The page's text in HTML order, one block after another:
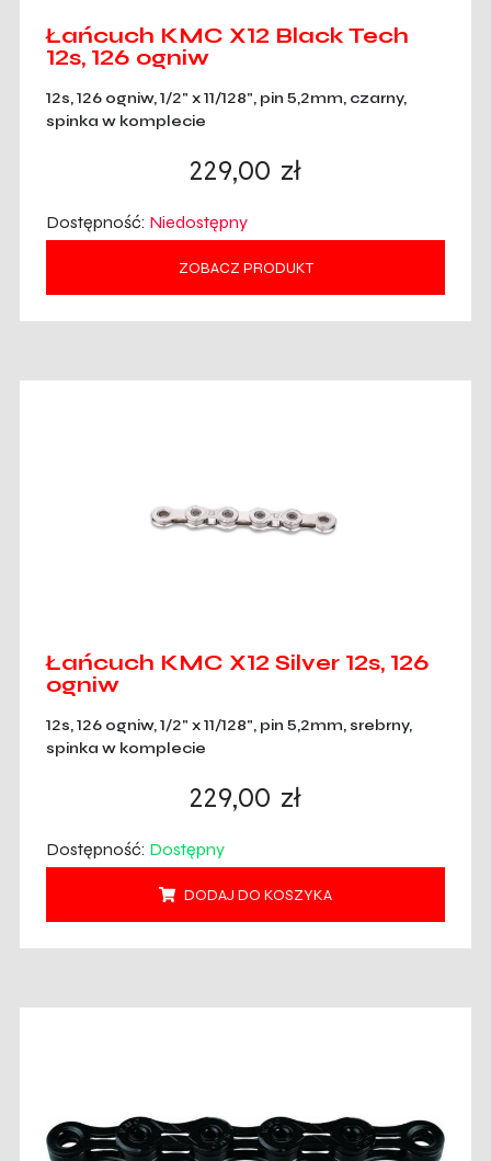
Łańcuch KMC X12 Black Tech
12s, 126 ogniw
12s, 126 ogniw, 1/2" x 11/128", pin 5,2mm, czarny,
spinka w komplecie
229,00 zł
Dostępność: Niedostępny
ZOBACZ PRODUKT
Łańcuch KMC X12 Silver 12s, 126
ogniw
12s, 126 ogniw, 1/2" x 11/128", pin 5,2mm, srebrny,
spinka w komplecie
229,00 zł
Dostępność: Dostępny
DODAJ DO KOSZYKA